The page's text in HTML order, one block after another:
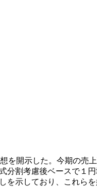
を開示した。今期の売上
分割考慮後ベースで１
を示しており、これら